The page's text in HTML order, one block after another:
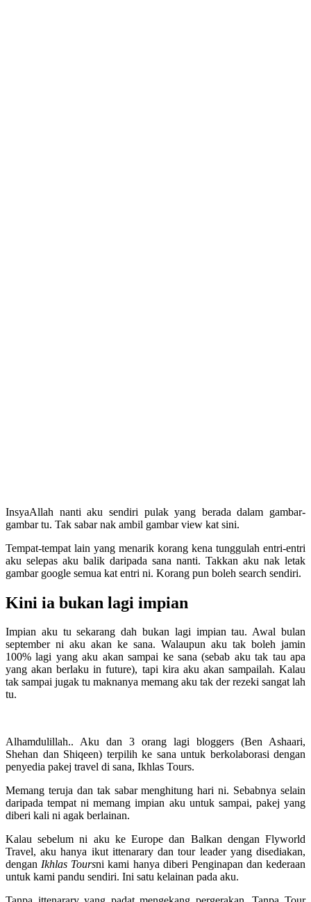
InsyaAllah nanti aku sendiri pulak yang berada dalam gambar-
gambar tu. Tak sabar nak ambil gambar view kat sini.
Tempat-tempat lain yang menarik korang kena tunggulah entri-entri
aku selepas aku balik daripada sana nanti. Takkan aku nak letak
gambar google semua kat entri ni. Korang pun boleh search sendiri.
Kini ia bukan lagi impian
Impian aku tu sekarang dah bukan lagi impian tau. Awal bulan
september ni aku akan ke sana. Walaupun aku tak boleh jamin
100% lagi yang aku akan sampai ke sana (sebab aku tak tau apa
yang akan berlaku in future), tapi kira aku akan sampailah. Kalau
tak sampai jugak tu maknanya memang aku tak der rezeki sangat lah
tu.
Alhamdulillah.. Aku dan 3 orang lagi bloggers (Ben Ashaari,
Shehan dan Shiqeen) terpilih ke sana untuk berkolaborasi dengan
penyedia pakej travel di sana, Ikhlas Tours.
Memang teruja dan tak sabar menghitung hari ni. Sebabnya selain
daripada tempat ni memang impian aku untuk sampai, pakej yang
diberi kali ni agak berlainan.
Kalau sebelum ni aku ke Europe dan Balkan dengan Flyworld
Travel, aku hanya ikut ittenarary dan tour leader yang disediakan,
denganIkhlas Toursni kami hanya diberi Penginapan dan kederaan
untuk kami pandu sendiri. Ini satu kelainan pada aku.